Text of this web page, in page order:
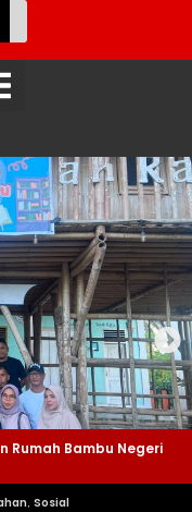
Rumah Bambu Negeri
, Sosial